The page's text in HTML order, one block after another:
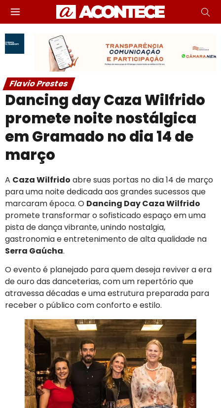
Flavio Prestes
Dancing day Caza Wilfrido
promete noite nostálgica
em Gramado no dia 14 de
março
A Caza Wilfrido abre suas portas no dia 14 de março
para uma noite dedicada aos grandes sucessos que
marcaram época. O Dancing Day Caza Wilfrido
promete transformar o sofisticado espaço em uma
pista de dança vibrante, unindo nostalgia,
gastronomia e entretenimento de alta qualidade na
Serra Gaúcha.
O evento é planejado para quem deseja reviver a era
de ouro das danceterias, com um repertório que
atravessa décadas e uma estrutura preparada para
receber o público com conforto e estilo.